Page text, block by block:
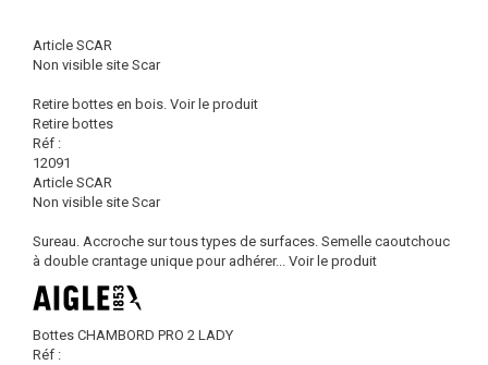
Article SCAR
Non visible site Scar
Retire bottes en bois. Voir le produit
Retire bottes
Réf :
12091
Article SCAR
Non visible site Scar
Sureau. Accroche sur tous types de surfaces. Semelle caoutchouc
à double crantage unique pour adhérer... Voir le produit
Bottes CHAMBORD PRO 2 LADY
Réf :